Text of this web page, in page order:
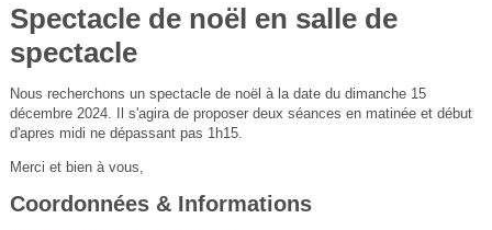
Spectacle de noël en salle de
spectacle
Nous recherchons un spectacle de noël à la date du dimanche 15
décembre 2024. Il s'agira de proposer deux séances en matinée et début
d'apres midi ne dépassant pas 1h15.
Merci et bien à vous,
Coordonnées & Informations